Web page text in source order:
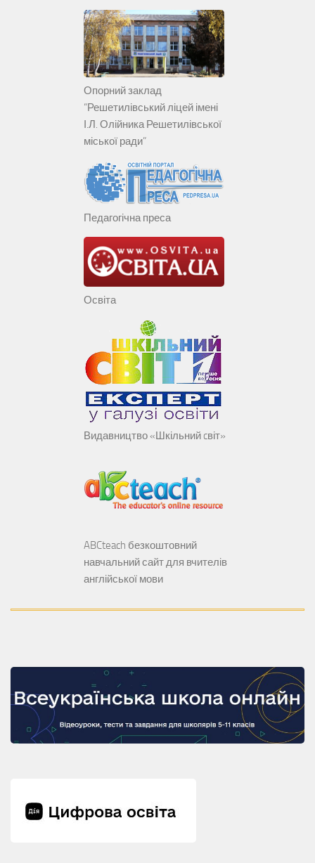
Опорний заклад
“Решетилівський ліцей імені
І.Л. Олійника Решетилівської
міської ради”
Педагогічна преса
Освіта
Видавництво «Шкільний cвіт»
ABCteach безкоштовний
навчальний сайт для вчителів
англійської мови